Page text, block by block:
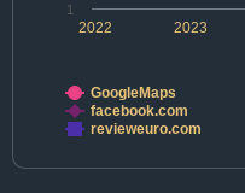
2022 2023
1
GoogleMaps
facebook.com
revieweuro.com